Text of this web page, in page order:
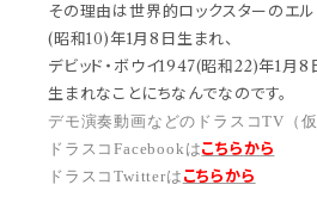
その理由は世界的ロックスターのエル
(昭和10)年1月8日生まれ、
デビッド・ボウイ1947(昭和22)年1月
生まれなことにちなんでなのです。
デモ演奏動画などのドラスコTV（
ドラスコFacebookはこちらから
ドラスコTwitterは こちらから